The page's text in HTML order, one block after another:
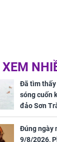
Đã tìm thấy
sóng cuốn
đảo Sơn
Đúng ngày
9/8/2026,